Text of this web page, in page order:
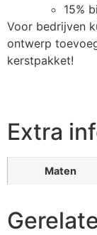
15%
Voor bedrijven
ontwerp
kerstpakket!
Extra
Maten